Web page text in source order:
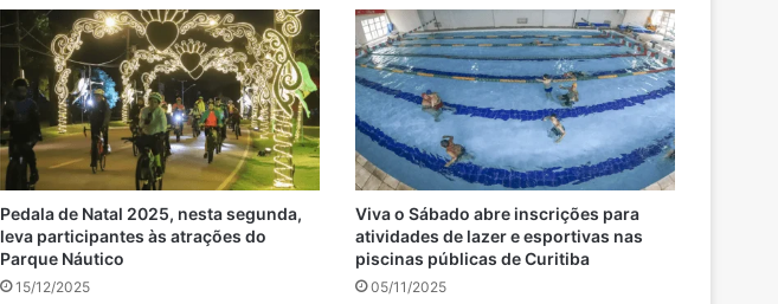
Pedala de Natal 2025, nesta segunda,
leva participantes às atrações do
Parque Náutico
15/12/2025
Viva o Sábado abre inscrições para
atividades de lazer e esportivas nas
piscinas públicas de Curitiba
05/11/2025